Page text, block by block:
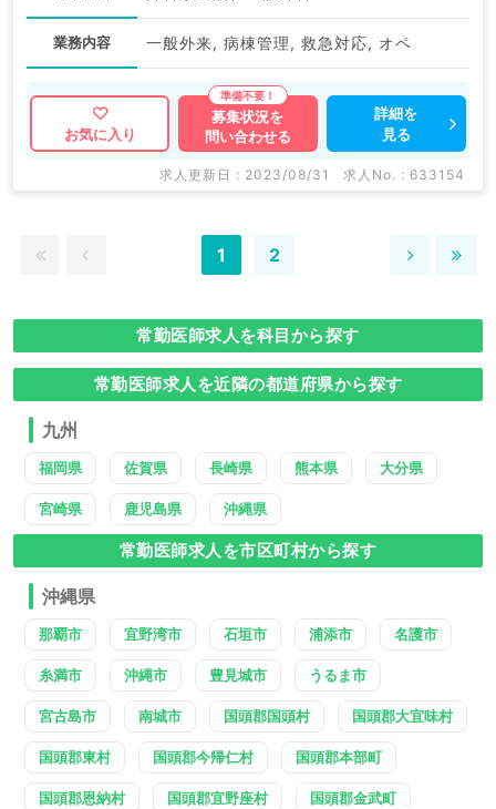
業務内容 一般外来, 病棟管理, 救急対応, オペ
お気に入り
募集状況を
問い合わせる
詳細を
見る
求人更新日 : 2023/08/31 求人No. : 633154
1 2
常勤医師求人を科目から探す
常勤医師求人を近隣の都道府県から探す
九州
福岡県 佐賀県 長崎県 熊本県 大分県
宮崎県 鹿児島県 沖縄県
常勤医師求人を市区町村から探す
沖縄県
那覇市 宜野湾市 石垣市 浦添市 名護市
糸満市 沖縄市 豊見城市 うるま市
宮古島市 南城市 国頭郡国頭村 国頭郡大宜味村
国頭郡東村 国頭郡今帰仁村 国頭郡本部町
国頭郡恩納村 国頭郡宜野座村 国頭郡金武町